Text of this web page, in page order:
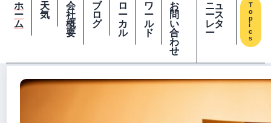
ホ
ー
ム
天
気
会
社
概
要
ブ
ロ
グ
ロ
ー
カ
ル
ワ
ー
ル
ド
お
問
い
合
わ
せ
ニュ
ース
レタ
ー
T
o
p
i
c
s